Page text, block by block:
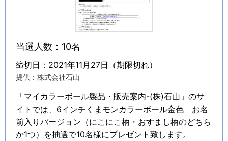
当選人数：10名
締切日：2021年11月27日（期限切れ）
提供：株式会社石山
「マイカラーボール製品・販売案内-(株)石山」のサ
イトでは、6インチくまモンカラーボール金色 お名
前入りバージョン（にこにこ柄・おすまし柄のどちら
か1つ）を抽選で10名様にプレゼント致します。